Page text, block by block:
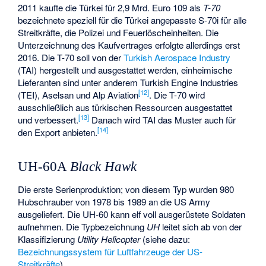
2011 kaufte die Türkei für 2,9 Mrd. Euro 109 als T-70
bezeichnete speziell für die Türkei angepasste S-70i für alle
Streitkräfte, die Polizei und Feuerlöscheinheiten. Die
Unterzeichnung des Kaufvertrages erfolgte allerdings erst
2016. Die T-70 soll von derTurkish Aerospace Industry
(TAI) hergestellt und ausgestattet werden, einheimische
Lieferanten sind unter anderem Turkish Engine Industries
(TEI), Aselsan und Alp Aviation[12]. Die T-70 wird
ausschließlich aus türkischen Ressourcen ausgestattet
und verbessert.[13] Danach wird TAI das Muster auch für
den Export anbieten.[14]
UH-60A Black Hawk
Die erste Serienproduktion; von diesem Typ wurden 980
Hubschrauber von 1978 bis 1989 an die US Army
ausgeliefert. Die UH-60 kann elf voll ausgerüstete Soldaten
aufnehmen. Die Typbezeichnung UHleitet sich ab von der
Klassifizierung Utility Helicopter(siehe dazu:
Bezeichnungssystem für Luftfahrzeuge der US-